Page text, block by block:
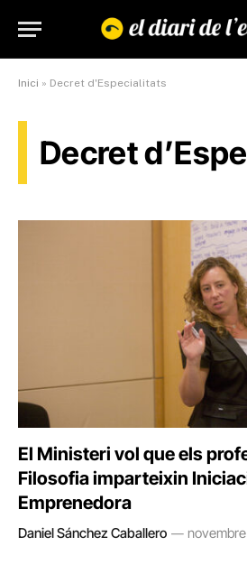
Inici » Decret d'Especialitats
Decret
El Ministeri vol que els
Filosofia imparteixin
Emprenedora
Daniel Sánchez Caballero